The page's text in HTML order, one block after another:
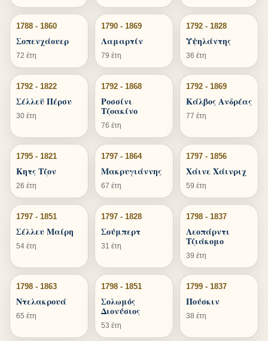
1788 - 1860
Σοπενχάουερ
72 έτη
1790 - 1869
Λαμαρτίν
79 έτη
1792 - 1828
Υψηλάντης
36 έτη
1792 - 1822
Σέλλεϋ Πέρσυ
30 έτη
1792 - 1868
Ροσσίνι
Τζοακίνο
76 έτη
1792 - 1869
Κάλβος Ανδρέας
77 έτη
1795 - 1821
Κητς Τζον
26 έτη
1797 - 1864
Μακρυγιάννης
67 έτη
1797 - 1856
Χάινε Χάινριχ
59 έτη
1797 - 1851
Σέλλευ Μαίρη
54 έτη
1797 - 1828
Σούμπερτ
31 έτη
1798 - 1837
Λεοπάρντι
Τζιάκομο
39 έτη
1798 - 1863
Ντελακρουά
65 έτη
1798 - 1851
Σολωμός
Διονύσιος
53 έτη
1799 - 1837
Πούσκιν
38 έτη